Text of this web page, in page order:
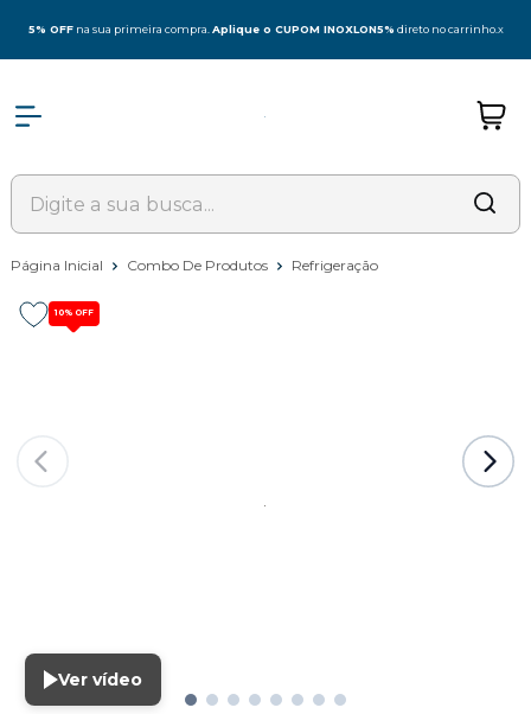
5% OFF na sua primeira compra.Aplique o CUPOM INOXLON5% direto no carrinho.x
Página Inicial Combo De Produtos Refrigeração
10% OFF
Ver vídeo